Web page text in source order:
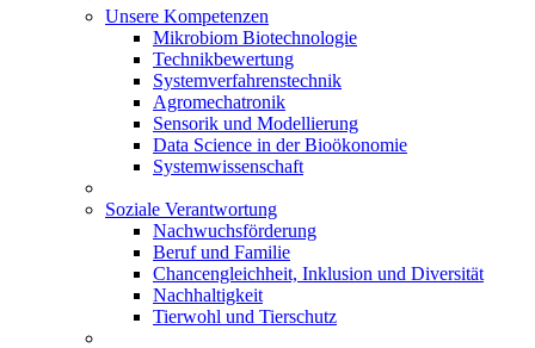
Unsere Kompetenzen
Mikrobiom Biotechnologie
Technikbewertung
Systemverfahrenstechnik
Agromechatronik
Sensorik und Modellierung
Data Science in der Bioökonomie
Systemwissenschaft
Soziale Verantwortung
Nachwuchsförderung
Beruf und Familie
Chancengleichheit, Inklusion und Diversität
Nachhaltigkeit
Tierwohl und Tierschutz